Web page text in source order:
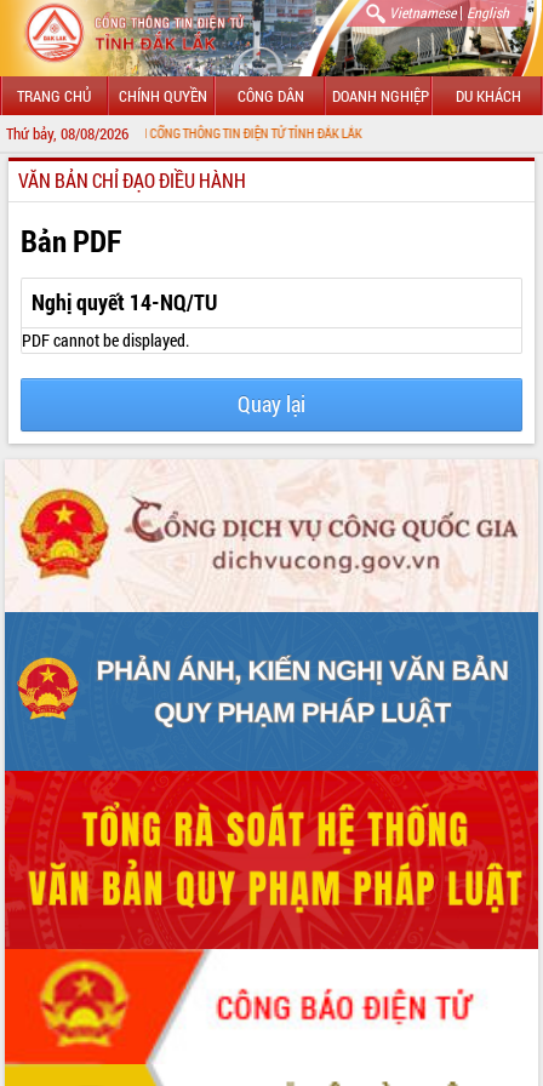
Vietnamese| English
TRANG CHỦ CHÍNH QUYỀN CÔNG DÂN DOANH NGHIỆP DU KHÁCH
Thứ bảy, 08/08/2026
MỪNG ĐẾN VỚI CỔNG THÔNG TIN ĐIỆN TỬ TỈNH ĐẮK LẮK
GIỚI THIỆU
LÃNH ĐẠO UBND TỈNH
TIN TỨC SỰ KIỆN
SỞ, BAN, NGÀNH
UBND CÁC XÃ, PHƯỜNG
THÔNG TIN CHỈ ĐẠO ĐIỀU HÀNH
VĂN BẢN HĐND TỈNH
ĐIỂM TIN VĂN BẢN
VĂN BẢN CHỈ ĐẠO ĐIỀU HÀNH
Bản PDF
Nghị quyết 14-NQ/TU
PDF cannot be displayed.
Quay lại